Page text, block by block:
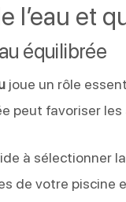
l’eau et
équilibrée
joue un rôle
peut favoriser
à sélectionner
de votre piscine